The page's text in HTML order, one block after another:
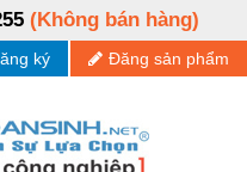
(Không bán hàng)
Đăng sản phẩm
ký